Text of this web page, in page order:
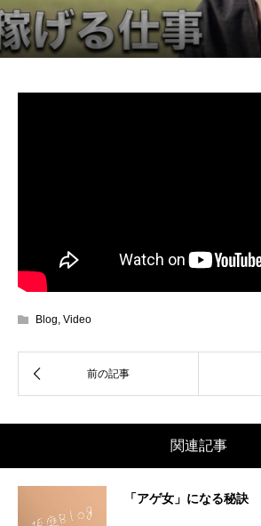
Blog, Video
関連記事
「アゲ女」になる秘訣